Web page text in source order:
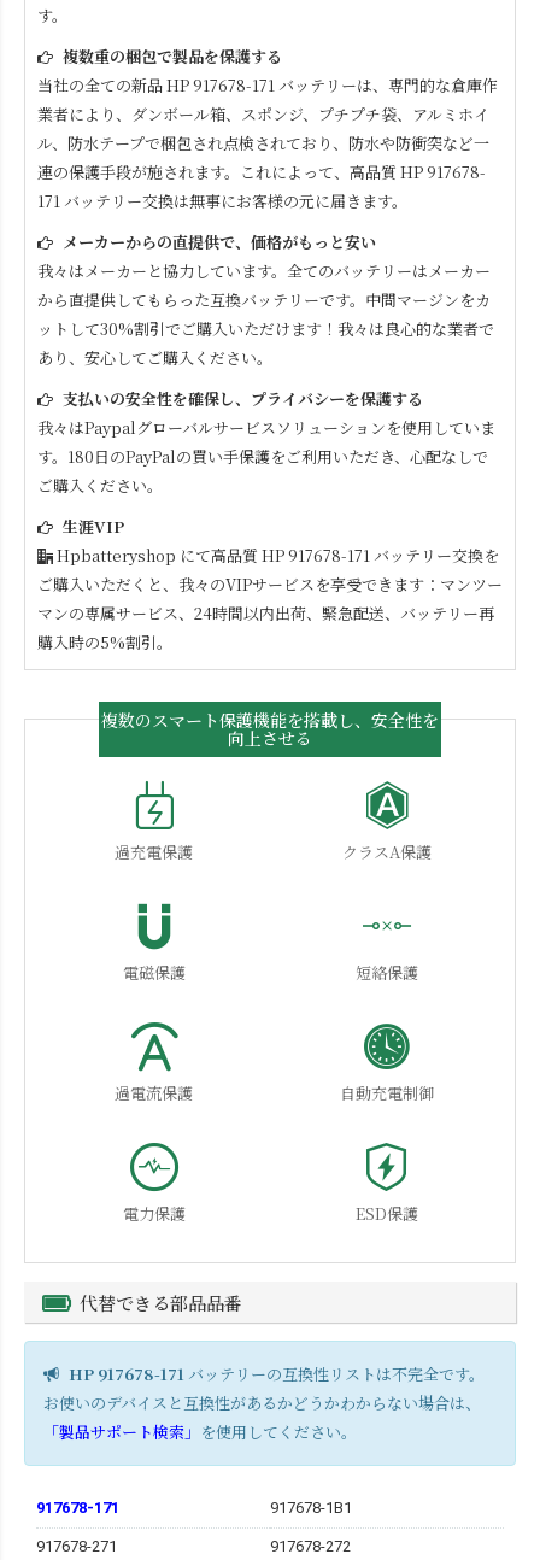
す。
複数重の梱包で製品を保護する
当社の全ての新品HP 917678-171 バッテリーは、専門的な倉庫作
業者により、ダンボール箱、スポンジ、プチプチ袋、アルミホイ
ル、防水テープで梱包され点検されており、防水や防衝突など一
連の保護手段が施されます。これによって、高品質 HP 917678-
171 バッテリー交換は無事にお客様の元に届きます。
メーカーからの直提供で、価格がもっと安い
我々はメーカーと協力しています。全てのバッテリーはメーカー
から直提供してもらった互換バッテリーです。中間マージンをカ
ットして30%割引でご購入いただけます！我々は良心的な業者で
あり、安心してご購入ください。
支払いの安全性を確保し、プライバシーを保護する
我々はPaypalグローバルサービスソリューションを使用していま
す。180日のPayPalの買い手保護をご利用いただき、心配なしで
ご購入ください。
生涯VIP
Hpbatteryshop にて高品質 HP 917678-171 バッテリー交換を
ご購入いただくと、我々のVIPサービスを享受できます：マンツー
マンの専属サービス、24時間以内出荷、緊急配送、バッテリー再
購入時の5%割引。
複数のスマート保護機能を搭載し、安全性を
向上させる
過充電保護 クラスA保護
電磁保護 短絡保護
過電流保護 自動充電制御
電力保護 ESD保護
代替できる部品品番
HP 917678-171 バッテリーの互換性リストは不完全です。
お使いのデバイスと互換性があるかどうかわからない場合は、
「製品サポート検索」 を使用してください。
917678-171 917678-1B1
917678-271 917678-272